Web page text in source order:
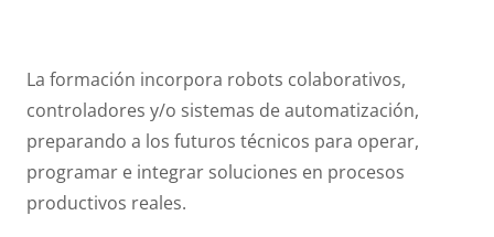
La formación incorpora robots colaborativos,
controladores y/o sistemas de automatización,
preparando a los futuros técnicos para operar,
programar e integrar soluciones en procesos
productivos reales.